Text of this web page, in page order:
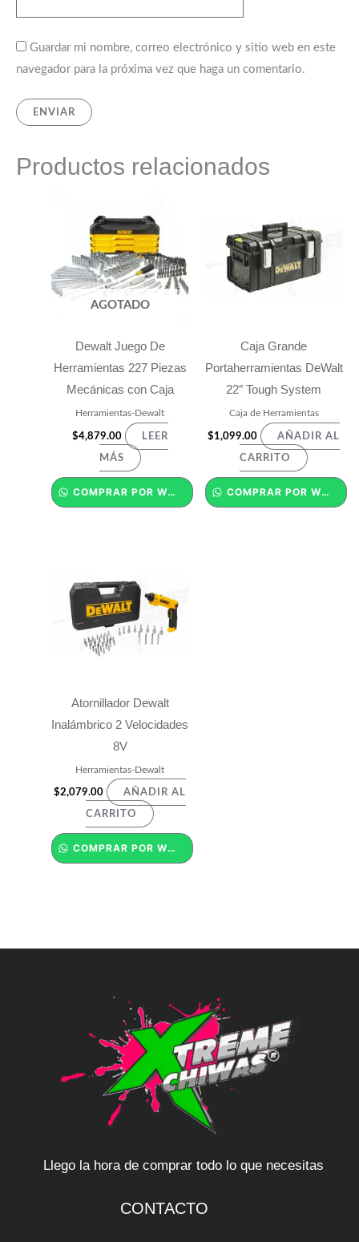
Guardar mi nombre, correo electrónico y sitio web en este
navegador para la próxima vez que haga un comentario.
Productos relacionados
AGOTADO
Dewalt Juego De
Herramientas 227 Piezas
Mecánicas con Caja
Herramientas-Dewalt
$4,879.00 LEER
MÁS
COMPRAR POR WHATSAPP
Caja Grande
Portaherramientas DeWalt
22″ Tough System
Caja de Herramientas
$1,099.00 AÑADIR AL
CARRITO
COMPRAR POR WHATSAPP
Atornillador Dewalt
Inalámbrico 2 Velocidades
8V
Herramientas-Dewalt
$2,079.00 AÑADIR AL
CARRITO
COMPRAR POR WHATSAPP
Llego la hora de comprar todo lo que necesitas
CONTACTO